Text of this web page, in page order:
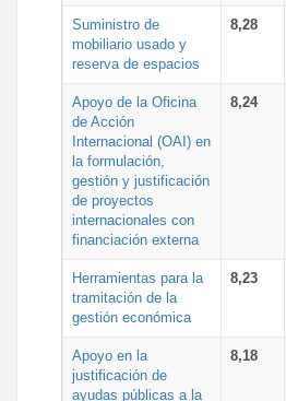
Suministro de
mobiliario usado y
reserva de espacios
8,28
Apoyo de la Oficina
de Acción
Internacional (OAI) en
la formulación,
gestión y justificación
de proyectos
internacionales con
financiación externa
8,24
Herramientas para la
tramitación de la
gestión económica
8,23
Apoyo en la
justificación de
ayudas públicas a la
8,18